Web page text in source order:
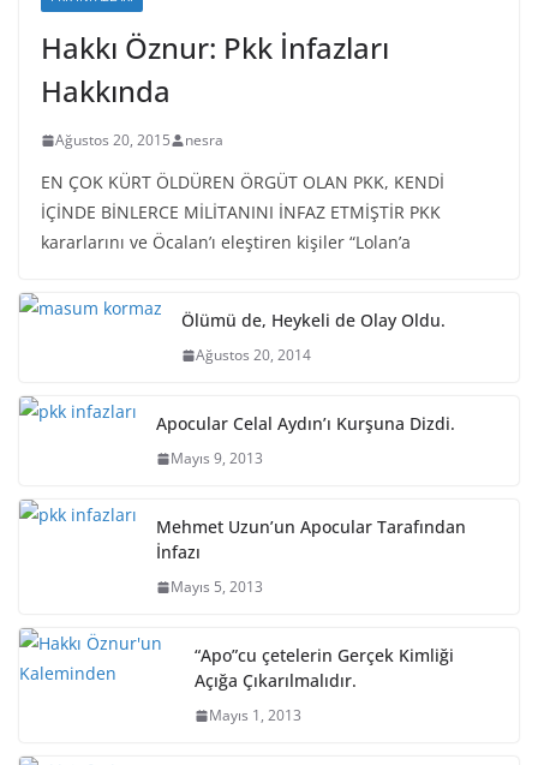
Hakkı Öznur: Pkk İnfazları
Hakkında
Ağustos 20, 2015 nesra
EN ÇOK KÜRT ÖLDÜREN ÖRGÜT OLAN PKK, KENDİ
İÇİNDE BİNLERCE MİLİTANINI İNFAZ ETMİŞTİR PKK
kararlarını ve Öcalan’ı eleştiren kişiler “Lolan’a
Ölümü de, Heykeli de Olay Oldu.
Ağustos 20, 2014
Apocular Celal Aydın’ı Kurşuna Dizdi.
Mayıs 9, 2013
Mehmet Uzun’un Apocular Tarafından
İnfazı
Mayıs 5, 2013
“Apo”cu çetelerin Gerçek Kimliği
Açığa Çıkarılmalıdır.
Mayıs 1, 2013